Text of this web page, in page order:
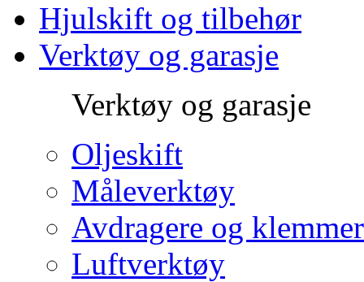
Hjulskift og tilbehør
Verktøy og garasje
Verktøy og garasje
Oljeskift
Måleverktøy
Avdragere og klemmer
Luftverktøy